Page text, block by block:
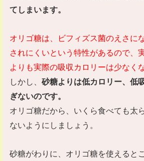
てしまいます。
オリゴ糖は、ビフィズス菌のえさに
されにくいという特性があるので、
よりも実際の吸収カロリーは少なく
しかし、 砂糖よりは低カロリー、低
ぎないのです。
オリゴ糖だから、いくら食べても
ないようにしましょう。
砂糖がわりに、オリゴ糖を使えると